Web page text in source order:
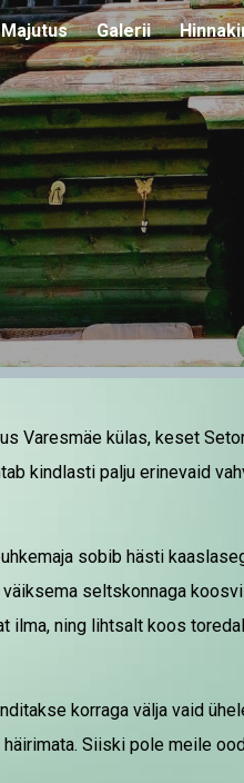
Skip to main content
Majutus Galerii
Varesmäe külas, keset
kindlasti palju erinevaid
sobib hästi
seltskonnaga
ilma, ning lihtsalt koos
korraga välja vaid
Siiski pole meile